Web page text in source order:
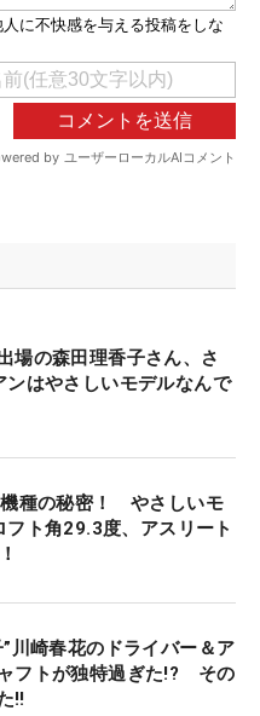
場の森田理香子さん、さ
ンはやさしいモデルなんで
種の秘密！ やさしいモ
ト角29.3度、アスリート
川崎春花のドライバー＆ア
フトが独特過ぎた!? その
‼